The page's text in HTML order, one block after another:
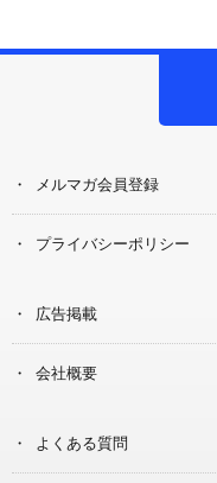
メルマガ会員登録
プライバシーポリシー
広告掲載
会社概要
よくある質問